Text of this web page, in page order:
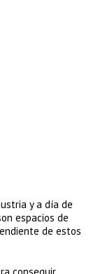
y a día de
espacios de
de estos